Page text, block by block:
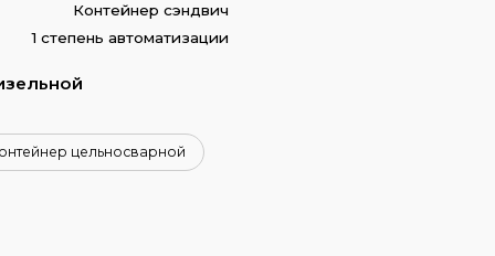
Контейнер сэндвич
1 степень автоматизации
цельносварной